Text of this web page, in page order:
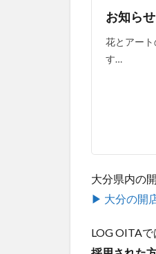
お知ら
花とアー
す…
大分県内の
▶ 大分の開
LOG OITA